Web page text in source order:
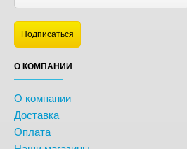
О КОМПАНИИ
О компании
Доставка
Оплата